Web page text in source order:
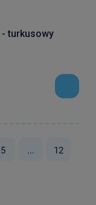
- turkusowy
5 ... 12